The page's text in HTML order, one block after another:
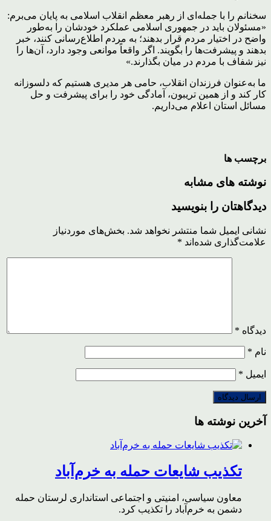
سخنانم را با جمله‌ای از رهبر معظم انقلاب اسلامی به پایان می‌برم:
«مسئولان باید در جمهوری اسلامی عملکرد خودشان را به‌طور
واضح در اختیار مردم قرار بدهند؛ به مردم اطلاع‌رسانی کنند، خبر
بدهند و پیشرفت‌ها را بگویند. اگر واقعاً موانعی وجود دارد، آن‌ها را
نیز شفاف با مردم در میان بگذارند.»
ما به‌عنوان فرزندان انقلاب، حامی هر مدیری هستیم که دلسوزانه
کار کند و از همین تریبون، آمادگی خود را برای پیشرفت و حل
مسائل استان اعلام می‌داریم.
برچسب ها
نوشته های مشابه
دیدگاهتان را بنویسید
نشانی ایمیل شما منتشر نخواهد شد. بخش‌های موردنیاز
علامت‌گذاری شده‌اند *
دیدگاه *
نام *
ایمیل *
آخرین نوشته ها
تکذیب شایعات حمله به خرم‌آباد
معاون سیاسی، امنیتی و اجتماعی استانداری لرستان حمله
دشمن به خرم‌آباد را تکذیب کرد.